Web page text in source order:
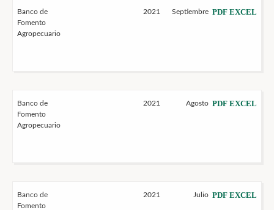
Banco de
Fomento
Agropecuario
2021 Septiembre PDF EXCEL
Banco de
Fomento
Agropecuario
2021 Agosto PDF EXCEL
Banco de
Fomento
2021 Julio PDF EXCEL